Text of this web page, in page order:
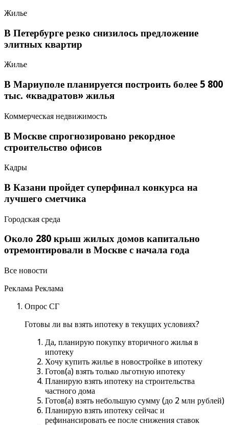
Жилье
В Петербурге резко снизилось предложение
элитных квартир
Жилье
В Мариуполе планируется построить более 5 800
тыс. «квадратов» жилья
Коммерческая недвижимость
В Москве спрогнозировано рекордное
строительство офисов
Кадры
В Казани пройдет суперфинал конкурса на
лучшего сметчика
Городская среда
Около 280 крыш жилых домов капитально
отремонтировали в Москве с начала года
Все новости
Реклама Реклама
Опрос СГ
Готовы ли вы взять ипотеку в текущих условиях?
Да, планирую покупку вторичного жилья в
ипотеку
Хочу купить жилье в новостройке в ипотеку
Готов(а) взять только льготную ипотеку
Планирую взять ипотеку на строительства
частного дома
Готов(а) взять небольшую сумму (до 2 млн рублей)
Планирую взять ипотеку сейчас и
рефинансировать ее после снижения ставок